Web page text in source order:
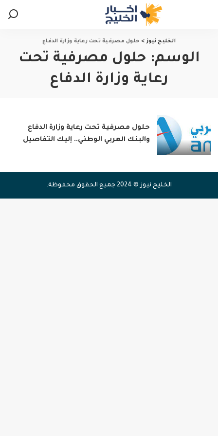
الخليج نيوز> حلول مصرفية تحت رعاية وزارة الدفاع
الوسم: حلول مصرفية تحت
رعاية وزارة الدفاع
حلول مصرفية تحت رعاية وزارة الدفاع
والبنك العربي الوطني.. إليك التفاصيل
الخليج نيوز © 2024 جميع الحقوق محفوظة.